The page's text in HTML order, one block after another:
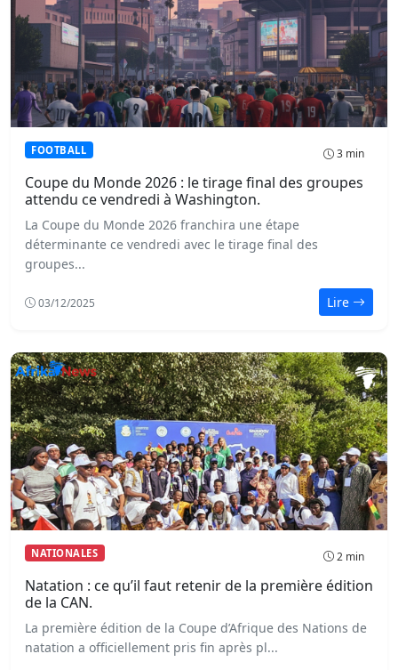
FOOTBALL 3 min
Coupe du Monde 2026 : le tirage final des groupes
attendu ce vendredi à Washington.
La Coupe du Monde 2026 franchira une étape
déterminante ce vendredi avec le tirage final des
groupes...
03/12/2025 Lire
NATIONALES 2 min
Natation : ce qu’il faut retenir de la première édition
de la CAN.
La première édition de la Coupe d’Afrique des Nations de
natation a officiellement pris fin après pl...